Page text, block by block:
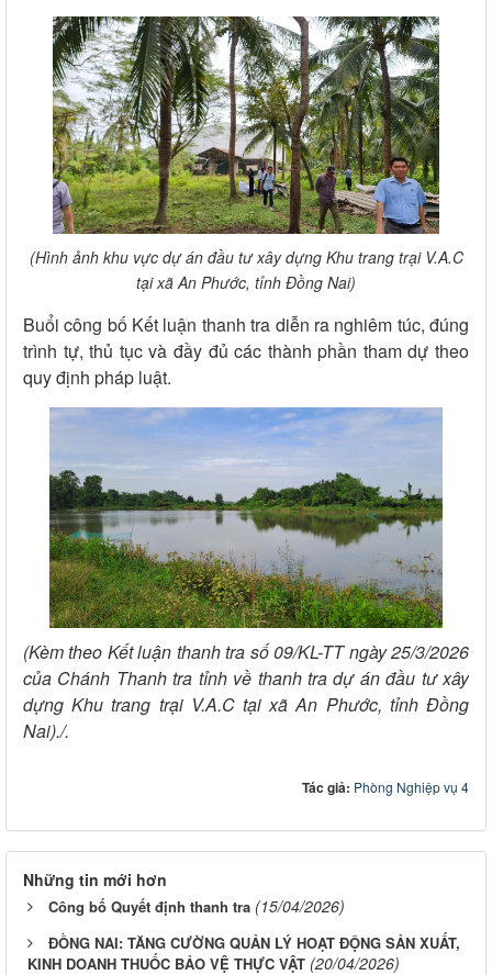
(Hình ảnh khu vực dự án đầu tư xây dựng Khu trang trại V.A.C
tại xã An Phước, tỉnh Đồng Nai)
Buổi công bố Kết luận thanh tra diễn ra nghiêm túc, đúng
trình tự, thủ tục và đầy đủ các thành phần tham dự theo
quy định pháp luật.
(Kèm theo Kết luận thanh tra số 09/KL-TT ngày 25/3/2026
của Chánh Thanh tra tỉnh về thanh tra dự án đầu tư xây
dựng Khu trang trại V.A.C tại xã An Phước, tỉnh Đồng
Nai)./.
Tác giả: Phòng Nghiệp vụ 4
Những tin mới hơn
Công bố Quyết định thanh tra (15/04/2026)
ĐỒNG NAI: TĂNG CƯỜNG QUẢN LÝ HOẠT ĐỘNG SẢN XUẤT,
KINH DOANH THUỐC BẢO VỆ THỰC VẬT (20/04/2026)